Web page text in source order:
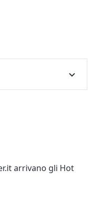
arrivano gli Hot